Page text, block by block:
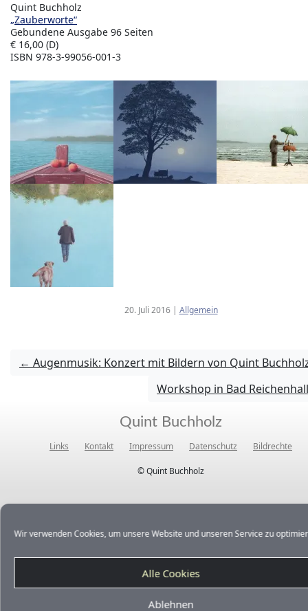
Wir verwenden Cookies, um unsere Website und unseren Service zu
Alle Cookies
Ablehnen
Quint Buchholz
„Zauberworte“
Gebundene Ausgabe 96 Seiten
€ 16,00 (D)
ISBN 978-3-99056-001-3
20. Juli 2016| Allgemein
← Augenmusik: Konzert mit Bildern von Quint
Workshop in Bad
Quint Buchholz
Links Kontakt Impressum Datenschutz Bildrechte
© Quint Buchholz